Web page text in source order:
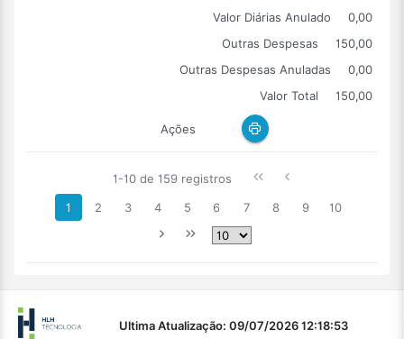
Valor Diárias Anulado
0,00
Outras Despesas
150,00
Outras Despesas Anuladas
0,00
Valor Total
150,00
Ações
1-10 de 159 registros
1
2 3 4 5 6 7 8 9 10
Ultima Atualização: 09/07/2026 12:18:53